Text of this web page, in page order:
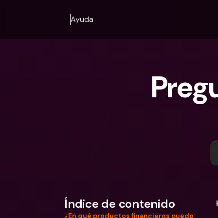
Ayuda
Índice de contenido
¿En qué productos financieros puedo